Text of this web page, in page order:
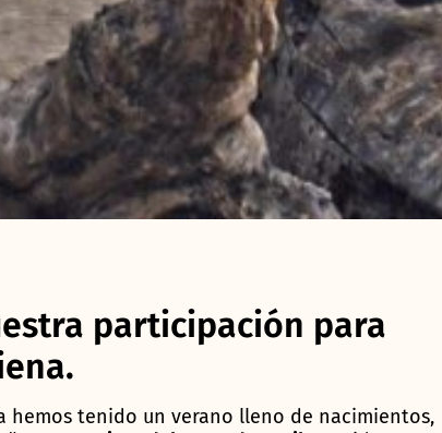
participación para
hemos tenido un verano lleno de nacimientos,